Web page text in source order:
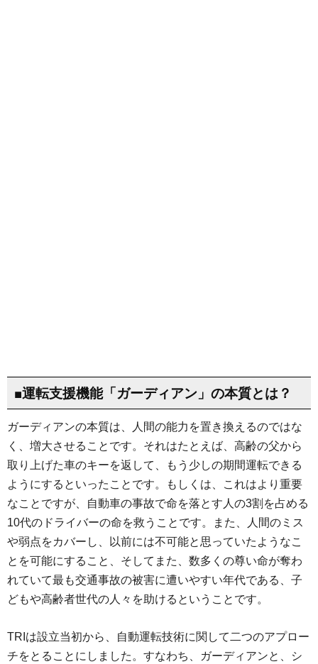
■運転支援機能「ガーディアン」の本質とは？
ガーディアンの本質は、人間の能力を置き換えるのではな
く、増大させることです。それはたとえば、高齢の父から
取り上げた車のキーを返して、もう少しの期間運転できる
ようにするといったことです。もしくは、これはより重要
なことですが、自動車の事故で命を落とす人の3割を占める
10代のドライバーの命を救うことです。また、人間のミス
や弱点をカバーし、以前には不可能と思っていたようなこ
とを可能にすること、そしてまた、数多くの尊い命が奪わ
れていて最も交通事故の被害に遭いやすい年代である、子
どもや高齢者世代の人々を助けるということです。
TRIは設立当初から、自動運転技術に関して二つのアプロー
チをとることにしました。すなわち、ガーディアンと、シ